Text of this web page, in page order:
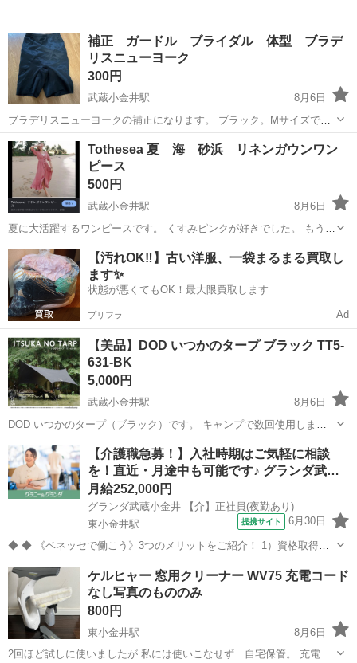
補正 ガードル ブライダル 体型 ブラデ
リスニューヨーク
300円
武蔵小金井駅
8月6日
ブラデリスニューヨークの補正になります。 ブラック。Mサイズです
締め付けもありかなりスタイルが良くなります。 試しのみです。自宅
保管しておりました。 武蔵小金井駅にて直接お取引できる方でお願い
します
東京 小金井市 武蔵小金井駅 その他
Tothesea 夏 海 砂浜 リネンガウンワン
ピース
500円
武蔵小金井駅
8月6日
夏に大活躍するワンピースです。 くすみピンクが好きでした。 もう販
売しておりません。 夏らしくて気に入っておりましたが、妊婦になり
着られなくなったのでお譲りします。 武蔵小金井駅にて直接受け渡し
できる方でお願いします
東京 小金井市 武蔵小金井駅 その他
【汚れOK‼️】古い洋服、一袋まるまる買取し
ます✨
状態が悪くてもOK！最大限買取します
プリフラ Ad
【美品】DOD いつかのタープ ブラック TT5-
631-BK
5,000円
武蔵小金井駅
8月6日
DOD いつかのタープ（ブラック）です。 キャンプで数回使用しまし
た。 通常使用に伴う多少の汚れや使用感はありますが、破れや穴あき
はなく、問題なくご使用いただけます。 セット内容 * タープ本体 * ポ
ール * ガイロ...
東京 小金井市 武蔵小金井駅 その他
【介護職急募！】入社時期はご気軽に相談
を！直近・月途中も可能です♪ グランダ武…
月給252,000円
グランダ武蔵小金井 【介】正社員(夜勤あり)
東小金井駅
提携サイト 6月30日
◆ ◆ 《ベネッセで働こう》3つのメリットをご紹介！ 1）資格取得支
援制度＆受験・研修費の実費負担あり！(規定あり) 2）着実にキャリア
を磨けるでステップアップフィールドが充実！ 3）他社講座も受講
OK！ 《入社後サポ...
東京 小金井市 東小金井駅 介護
ケルヒャー 窓用クリーナー WV75 充電コード
なし写真のもののみ
800円
東小金井駅
8月6日
2回ほど試しに使いましたが 私には使いこなせず…自宅保管。 充電コ